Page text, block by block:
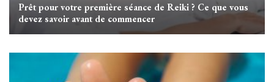
Prêt pour votre première séance de Reiki ? Ce que vous
devez savoir avant de commencer